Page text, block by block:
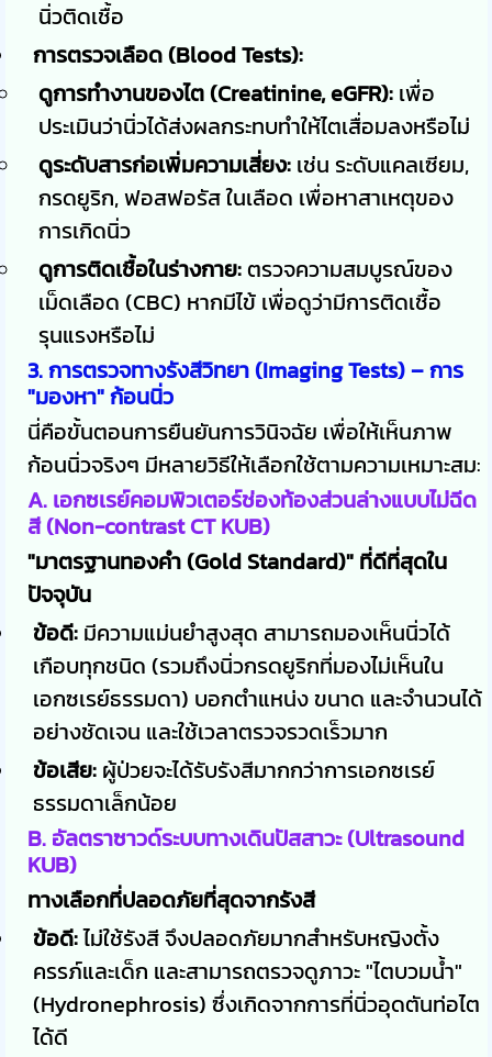
นิ่วติดเชื้อ
การตรวจเลือด (Blood Tests):
ดูการทำงานของไต (Creatinine, eGFR): เพื่อ
ประเมินว่านิ่วได้ส่งผลกระทบทำให้ไตเสื่อมลงหรือไม่
ดูระดับสารก่อเพิ่มความเสี่ยง: เช่น ระดับแคลเซียม,
กรดยูริก, ฟอสฟอรัส ในเลือด เพื่อหาสาเหตุของ
การเกิดนิ่ว
ดูการติดเชื้อในร่างกาย:ตรวจความสมบูรณ์ของ
เม็ดเลือด (CBC) หากมีไข้ เพื่อดูว่ามีการติดเชื้อ
รุนแรงหรือไม่
3. การตรวจทางรังสีวิทยา (Imaging Tests) – การ
"มองหา" ก้อนนิ่ว
นี่คือขั้นตอนการยืนยันการวินิจฉัย เพื่อให้เห็นภาพ
ก้อนนิ่วจริงๆ มีหลายวิธีให้เลือกใช้ตามความเหมาะสม:
A. เอกซเรย์คอมพิวเตอร์ช่องท้องส่วนล่างแบบไม่ฉีด
สี (Non-contrast CT KUB)
"มาตรฐานทองคำ (Gold Standard)" ที่ดีที่สุดใน
ปัจจุบัน
ข้อดี: มีความแม่นยำสูงสุด สามารถมองเห็นนิ่วได้
เกือบทุกชนิด (รวมถึงนิ่วกรดยูริกที่มองไม่เห็นใน
เอกซเรย์ธรรมดา) บอกตำแหน่ง ขนาด และจำนวนได้
อย่างชัดเจน และใช้เวลาตรวจรวดเร็วมาก
ข้อเสีย: ผู้ป่วยจะได้รับรังสีมากกว่าการเอกซเรย์
ธรรมดาเล็กน้อย
B. อัลตราซาวด์ระบบทางเดินปัสสาวะ (Ultrasound
KUB)
ทางเลือกที่ปลอดภัยที่สุดจากรังสี
ข้อดี:ไม่ใช้รังสี จึงปลอดภัยมากสำหรับหญิงตั้ง
ครรภ์และเด็ก และสามารถตรวจดูภาวะ "ไตบวมน้ำ"
(Hydronephrosis) ซึ่งเกิดจากการที่นิ่วอุดตันท่อไต
ได้ดี